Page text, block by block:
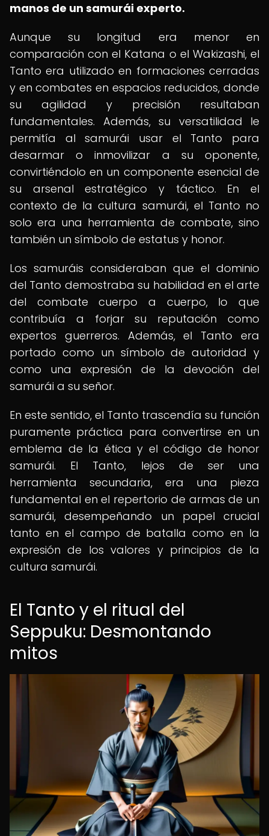
manos de un samurái experto.
Aunque su longitud era menor en
comparación con el Katana o el Wakizashi, el
Tanto era utilizado en formaciones cerradas
y en combates en espacios reducidos, donde
su agilidad y precisión resultaban
fundamentales. Además, su versatilidad le
permitía al samurái usar el Tanto para
desarmar o inmovilizar a su oponente,
convirtiéndolo en un componente esencial de
su arsenal estratégico y táctico. En el
contexto de la cultura samurái, el Tanto no
solo era una herramienta de combate, sino
también un símbolo de estatus y honor.
Los samuráis consideraban que el dominio
del Tanto demostraba su habilidad en el arte
del combate cuerpo a cuerpo, lo que
contribuía a forjar su reputación como
expertos guerreros. Además, el Tanto era
portado como un símbolo de autoridad y
como una expresión de la devoción del
samurái a su señor.
En este sentido, el Tanto trascendía su función
puramente práctica para convertirse en un
emblema de la ética y el código de honor
samurái. El Tanto, lejos de ser una
herramienta secundaria, era una pieza
fundamental en el repertorio de armas de un
samurái, desempeñando un papel crucial
tanto en el campo de batalla como en la
expresión de los valores y principios de la
cultura samurái.
El Tanto y el ritual del
Seppuku: Desmontando
mitos